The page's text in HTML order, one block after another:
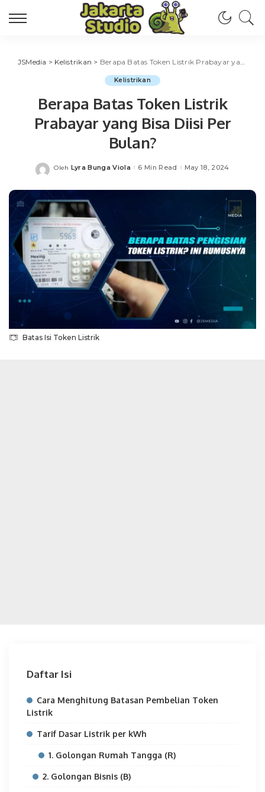
JSMedia > Kelistrikan > Berapa Batas Token Listrik Prabayar yang Bisa Diisi Per Bulan?
Kelistrikan
Berapa Batas Token Listrik
Prabayar yang Bisa Diisi Per
Bulan?
Posted
Oleh Lyra Bunga Viola 6 Min Read May 18, 2024
Batas Isi Token Listrik
Daftar Isi
Cara Menghitung Batasan Pembelian Token
Listrik
Tarif Dasar Listrik per kWh
1. Golongan Rumah Tangga (R)
2. Golongan Bisnis (B)